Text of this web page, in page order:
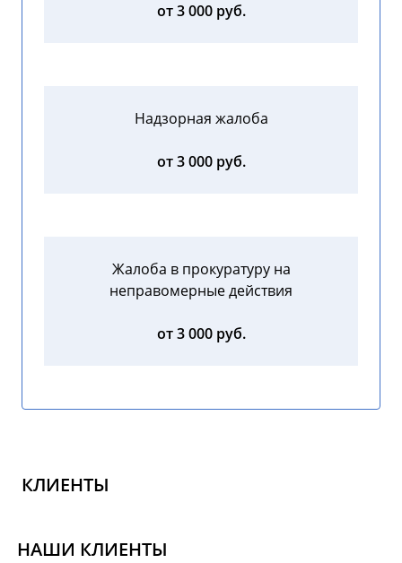
от 3 000 руб.
Надзорная жалоба
от 3 000 руб.
Жалоба в прокуратуру на
неправомерные действия
от 3 000 руб.
КЛИЕНТЫ
НАШИ КЛИЕНТЫ